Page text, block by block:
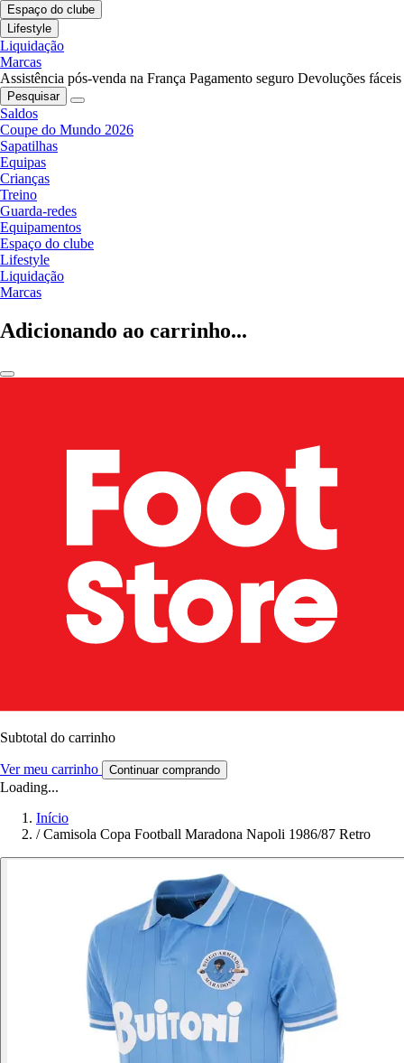
Espaço do clube
Lifestyle
Liquidação
Marcas
Assistência pós-venda na França Pagamento seguro Devoluções fáceis
Pesquisar
Saldos
Coupe do Mundo 2026
Sapatilhas
Equipas
Crianças
Treino
Guarda-redes
Equipamentos
Espaço do clube
Lifestyle
Liquidação
Marcas
Adicionando ao carrinho...
Subtotal do carrinho
Ver meu carrinho Continuar comprando
Loading...
Início
/ Camisola Copa Football Maradona Napoli 1986/87 Retro